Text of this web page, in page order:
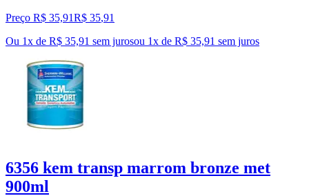
Preço R$ 35,91R$ 35,91
Ou 1x de R$ 35,91 sem jurosou 1x de R$ 35,91 sem juros
6356 kem transp marrom bronze met
900ml